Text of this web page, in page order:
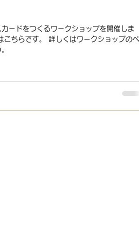
ードをつくるワークショップを開催しま
こちらです。 詳しくはワークショップのペ